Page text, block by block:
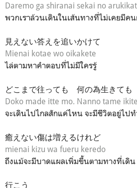
Daremo ga shiranai sekai no
พวกเราล้วนเดินในเส้นทางที่ไม่เคยมีค
見えない答えを追いかけて
Mienai kotae wo oikakete
ไล่ตามหาคำตอบที่ไม่มีใครรู้
どこまで往っても 何の為生きても
Doko made itte mo. Nanno tame
จะเดินไปไกลสักแค่ไหน จะมีชีวิตอยู่ไปท
癒えない傷は増えるけれど
mienai kizu wa fueru keredo
ถึงแม้จะมีบาดแผลเพิ่มขึ้นตามทางที่เดิน
行こう